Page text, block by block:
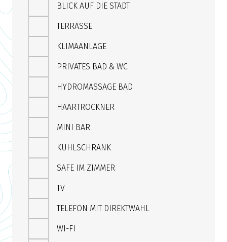
BLICK AUF DIE STADT
TERRASSE
KLIMAANLAGE
PRIVATES BAD & WC
HYDROMASSAGE BAD
HAARTROCKNER
MINI BAR
KÜHLSCHRANK
SAFE IM ZIMMER
TV
TELEFON MIT DIREKTWAHL
WI-FI